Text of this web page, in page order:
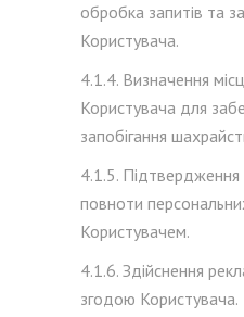
обробка запитів та
Користувача.
4.1.4. Визначення
Користувача для
запобігання
4.1.5. Підтвердження
повноти
Користувачем.
4.1.6. Здійснення
згодою Користувача.